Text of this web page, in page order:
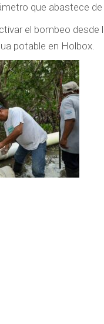
que abastece de
el bombeo desde
potable en Holbox.